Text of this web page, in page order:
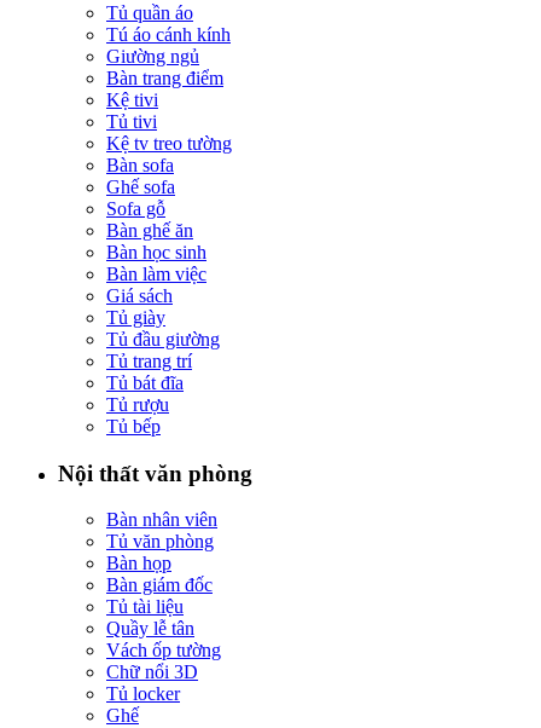
Tủ quần áo
Tú áo cánh kính
Giường ngủ
Bàn trang điểm
Kệ tivi
Tủ tivi
Kệ tv treo tường
Bàn sofa
Ghế sofa
Sofa gỗ
Bàn ghế ăn
Bàn học sinh
Bàn làm việc
Giá sách
Tủ giày
Tủ đầu giường
Tủ trang trí
Tủ bát đĩa
Tủ rượu
Tủ bếp
Nội thất văn phòng
Bàn nhân viên
Tủ văn phòng
Bàn họp
Bàn giám đốc
Tủ tài liệu
Quầy lễ tân
Vách ốp tường
Chữ nổi 3D
Tủ locker
Ghế